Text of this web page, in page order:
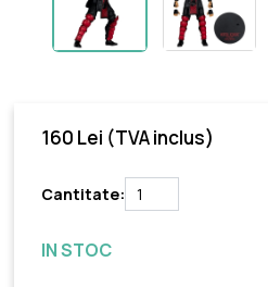
160 Lei (TVA inclus)
Cantitate:
IN STOC